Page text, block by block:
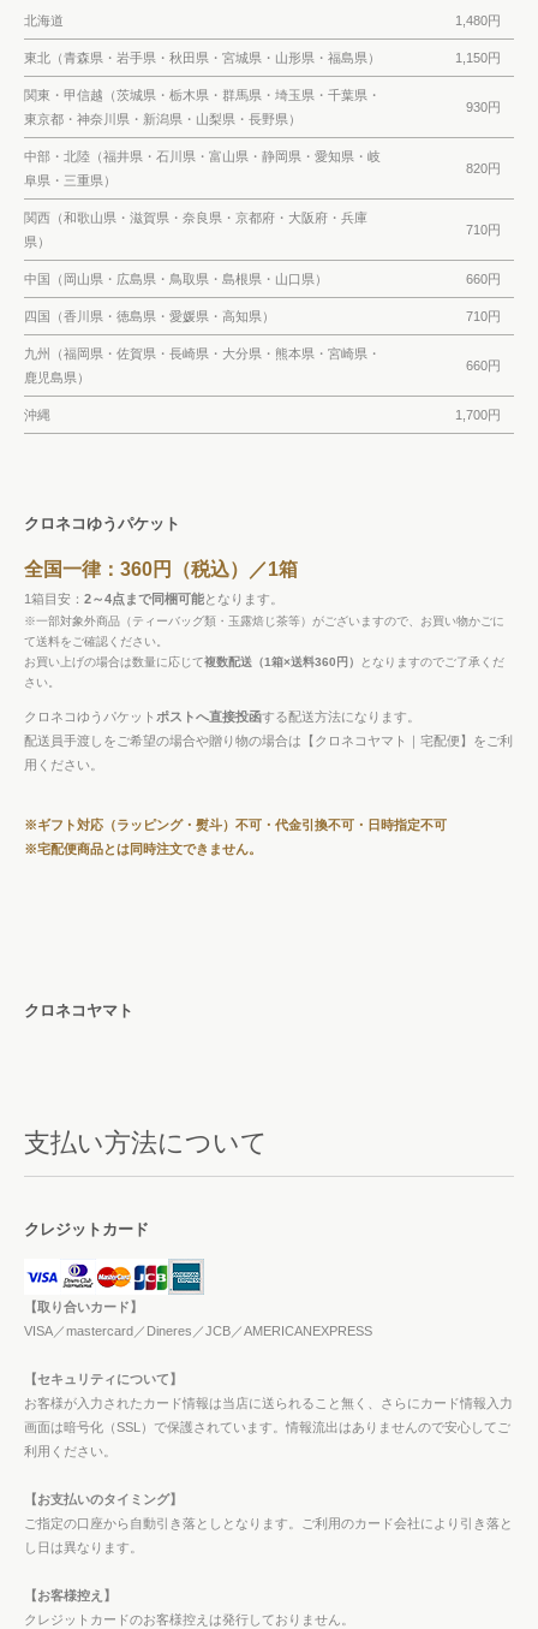
北海道 1,480円
東北（青森県・岩手県・秋田県・宮城県・山形県・福島県） 1,150円
関東・甲信越（茨城県・栃木県・群馬県・埼玉県・千葉県・
東京都・神奈川県・新潟県・山梨県・長野県）
930円
中部・北陸（福井県・石川県・富山県・静岡県・愛知県・岐
阜県・三重県）
820円
関西（和歌山県・滋賀県・奈良県・京都府・大阪府・兵庫
県）
710円
中国（岡山県・広島県・鳥取県・島根県・山口県） 660円
四国（香川県・徳島県・愛媛県・高知県） 710円
九州（福岡県・佐賀県・長崎県・大分県・熊本県・宮崎県・
鹿児島県）
660円
沖縄 1,700円
クロネコゆうパケット
全国一律：360円（税込）／1箱
1箱目安： 2～4点まで同梱可能となります。
※一部対象外商品（ティーバッグ類・玉露焙じ茶等）がございますので、お買い物かごに
て送料をご確認ください。
お買い上げの場合は数量に応じて複数配送（1箱×送料360円）
となりますのでご了承くだ
さい。
クロネコゆうパケット ポストへ直接投函する配送方法になります。
配送員手渡しをご希望の場合や贈り物の場合は【クロネコヤマト｜宅配便】をご利
用ください。
※ギフト対応（ラッピング・熨斗）不可・代金引換不可・日時指定不可
※宅配便商品とは同時注文できません。
クロネコヤマト
支払い方法について
クレジットカード
【取り合いカード】
VISA／mastercard／Dineres／JCB／AMERICANEXPRESS
【セキュリティについて】
お客様が入力されたカード情報は当店に送られること無く、さらにカード情報入力
画面は暗号化（SSL）で保護されています。情報流出はありませんので安心してご
利用ください。
【お支払いのタイミング】
ご指定の口座から自動引き落としとなります。ご利用のカード会社により引き落と
し日は異なります。
【お客様控え】
クレジットカードのお客様控えは発行しておりません。